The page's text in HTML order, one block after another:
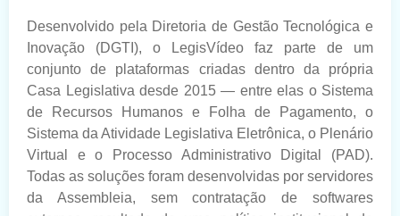
Desenvolvido pela Diretoria de Gestão Tecnológica e
Inovação (DGTI), o LegisVídeo faz parte de um
conjunto de plataformas criadas dentro da própria
Casa Legislativa desde 2015 — entre elas o Sistema
de Recursos Humanos e Folha de Pagamento, o
Sistema da Atividade Legislativa Eletrônica, o Plenário
Virtual e o Processo Administrativo Digital (PAD).
Todas as soluções foram desenvolvidas por servidores
da Assembleia, sem contratação de softwares